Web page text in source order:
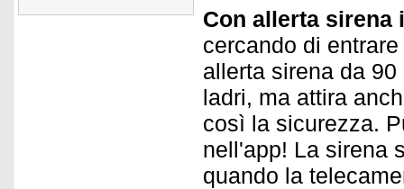
Con allerta sirena
cercando di
allerta sirena da
ladri, ma attira
così la sicurezza.
nell'app! La sirena
quando la